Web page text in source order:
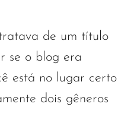
de um título
se o blog era
está no lugar certo
dois gêneros